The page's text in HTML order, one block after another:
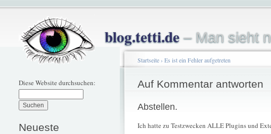
blog.tetti.de– Man sieht
Diese Website durchsuchen:
Neueste
Startseite› Es ist ein Fehler aufgetreten
Auf Kommentar antworten
Abstellen.
Ich hatte zu Testzwecken ALLE Plugins und